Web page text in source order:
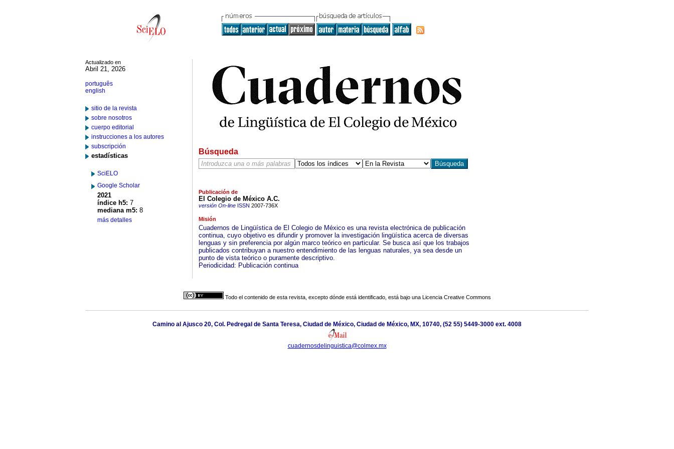
Actualizado en
Abril 21, 2026
português
english
sitio de la revista
sobre nosotros
cuerpo editorial
instrucciones a los autores
subscripción
estadísticas
SciELO
Google Scholar
2021
índice h5: 7
mediana m5: 8
más detalles
Búsqueda
Publicación de
El Colegio de México A.C.
versión On-lineISSN 2007-736X
Misión
Cuadernos de Lingüística de El Colegio de México es una revista electrónica de publicación
continua, cuyo objetivo es difundir y promover la investigación lingüística acerca de diversas
lenguas y sin preferencia por algún marco teórico en particular. Se busca así que los trabajos
publicados contribuyan a nuestro entendimiento de las lenguas naturales, ya sea desde un
punto de vista teórico o puramente descriptivo.
Periodicidad: Publicación continua
Todo el contenido de esta revista, excepto dónde está identificado, está bajo una Licencia Creative Commons
Camino al Ajusco 20, Col. Pedregal de Santa Teresa, Ciudad de México, Ciudad de México, MX, 10740, (52 55) 5449-3000 ext. 4008
cuadernosdelinguistica@colmex.mx